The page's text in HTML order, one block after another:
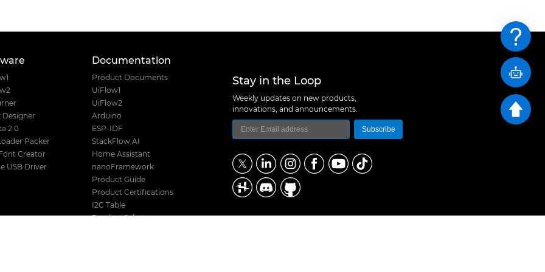
Designer
2.0
Packer
Creator
USB Driver
Documentation
Product Documents
UiFlow1
UiFlow2
Arduino
ESP-IDF
StackFlow AI
Home Assistant
nanoFramework
Product Guide
Product Certifications
I2C Table
Product Selector
Stay in the Loop
Weekly updates on new products,
innovations, and announcements.
Subscribe